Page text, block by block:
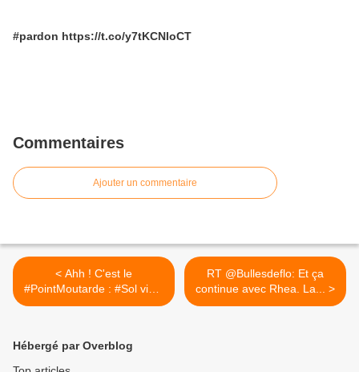
#pardon https://t.co/y7tKCNloCT
Commentaires
Ajouter un commentaire
< Ahh ! C'est le
#PointMoutarde : #Sol vient
de...
RT @Bullesdeflo: Et ça
continue avec Rhea. La... >
Hébergé par Overblog